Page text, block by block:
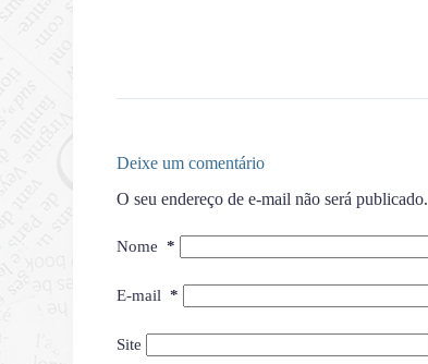
Deixe um comentário
O seu endereço de e-mail não será publicado.
Nome *
E-mail *
Site